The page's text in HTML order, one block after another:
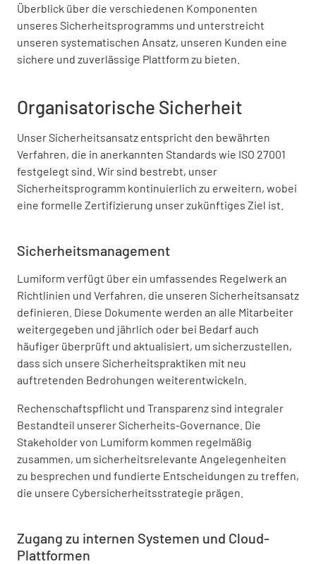
Überblick über die verschiedenen Komponenten
unseres Sicherheitsprogramms und unterstreicht
unseren systematischen Ansatz, unseren Kunden eine
sichere und zuverlässige Plattform zu bieten.
Organisatorische Sicherheit
Unser Sicherheitsansatz entspricht den bewährten
Verfahren, die in anerkannten Standards wie ISO 27001
festgelegt sind. Wir sind bestrebt, unser
Sicherheitsprogramm kontinuierlich zu erweitern, wobei
eine formelle Zertifizierung unser zukünftiges Ziel ist.
Sicherheitsmanagement
Lumiform verfügt über ein umfassendes Regelwerk an
Richtlinien und Verfahren, die unseren Sicherheitsansatz
definieren. Diese Dokumente werden an alle Mitarbeiter
weitergegeben und jährlich oder bei Bedarf auch
häufiger überprüft und aktualisiert, um sicherzustellen,
dass sich unsere Sicherheitspraktiken mit neu
auftretenden Bedrohungen weiterentwickeln.
Rechenschaftspflicht und Transparenz sind integraler
Bestandteil unserer Sicherheits-Governance. Die
Stakeholder von Lumiform kommen regelmäßig
zusammen, um sicherheitsrelevante Angelegenheiten
zu besprechen und fundierte Entscheidungen zu treffen,
die unsere Cybersicherheitsstrategie prägen.
Zugang zu internen Systemen und Cloud-
Plattformen